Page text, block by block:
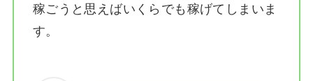
稼ごうと思えばいくらでも稼げてしまいま
す。